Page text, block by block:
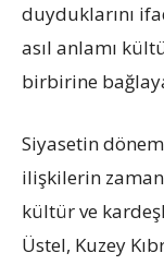
duyduklarını
asıl anlamı
birbirine
Siyasetin
ilişkilerin
kültür ve
Üstel, Kuzey